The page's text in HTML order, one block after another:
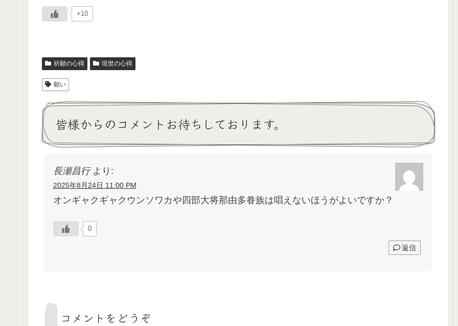
+10
祈願の心得 現世の心得
願い
皆様からのコメントお待ちしております。
長瀬昌行 より:
2025年8月24日 11:00 PM
オンギャクギャクウンソワカや四部大将那由多眷族は唱えないほうがよいですか？
0
返信
コメントをどうぞ